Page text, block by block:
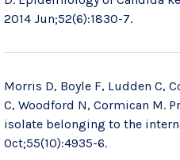
2014 Jun;52(6):1830-7.
Morris D, Boyle F, Ludden C,
C, Woodford N, Cormican M.
isolate belonging to the
Oct;55(10):4935-6.